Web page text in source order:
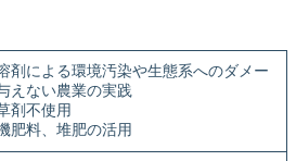
剤による環境汚染や生態系へのダメー
えない農業の実践
剤不使用
肥料、堆肥の活用